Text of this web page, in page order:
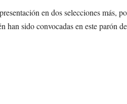
en dos selecciones más,
sido convocadas en este parón